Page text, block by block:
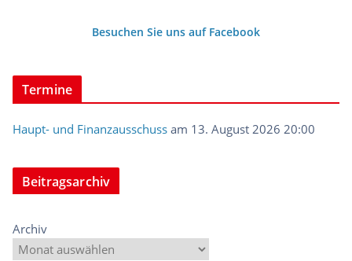
Besuchen Sie uns auf Facebook
Termine
Haupt- und Finanzausschuss am 13. August 2026 20:00
Beitragsarchiv
Archiv